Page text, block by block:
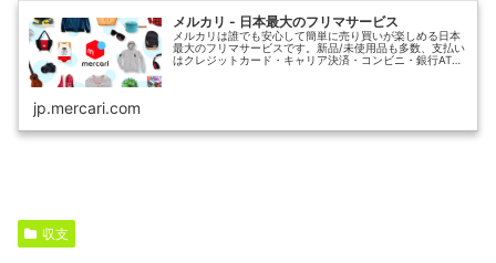
メルカリ - 日本最大のフリマサービス
メルカリは誰でも安心して簡単に売り買いが楽しめる日本
最大のフリマサービスです。新品/未使用品も多数、支払い
はクレジットカード・キャリア決済・コンビニ・銀行ATM
jp.mercari.com
収支